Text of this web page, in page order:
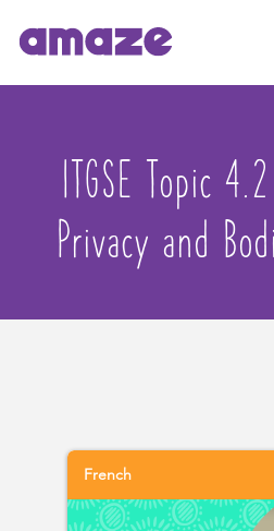
Educators
amaze jnr.
ITGSE Topic
Privacy and
French